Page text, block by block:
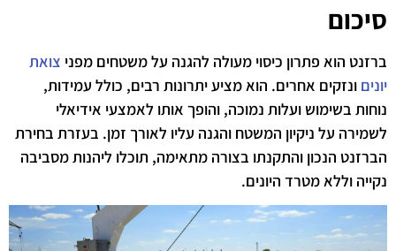
סיכום
ברזנט הוא פתרון כיסוי מעולה להגנה על משטחים מפני צואת
יונים ונזקים אחרים. הוא מציע יתרונות רבים, כולל עמידות,
נוחות בשימוש ועלות נמוכה, והופך אותו לאמצעי אידיאלי
לשמירה על ניקיון המשטח והגנה עליו לאורך זמן. בעזרת בחירת
הברזנט הנכון והתקנתו בצורה מתאימה, תוכלו ליהנות מסביבה
נקייה וללא מטרד היונים.